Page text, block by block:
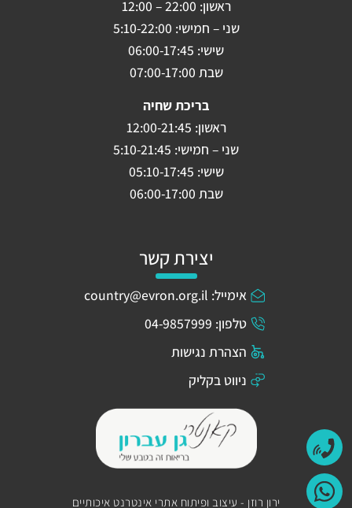
ראשון: 22:00 – 12:00
שני – חמישי: 5:10-22:00
שישי: 06:00-17:45
שבת 07:00-17:00
בריכת שחיה
ראשון: 12:00-21:45
שני – חמישי: 5:10-21:45
שישי: 05:10-17:45
שבת 06:00-17:00
יצירת קשר
אימייל: country@evron.org.il
טלפון: 04-9857999
הצהרת נגישות
ניווט בקליק
ירון רוזן - עיצוב ופיתוח אתרי אינטרנט איכותיים